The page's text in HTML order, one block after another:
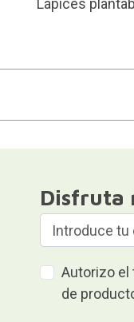
Disfruta
Autorizo el
de